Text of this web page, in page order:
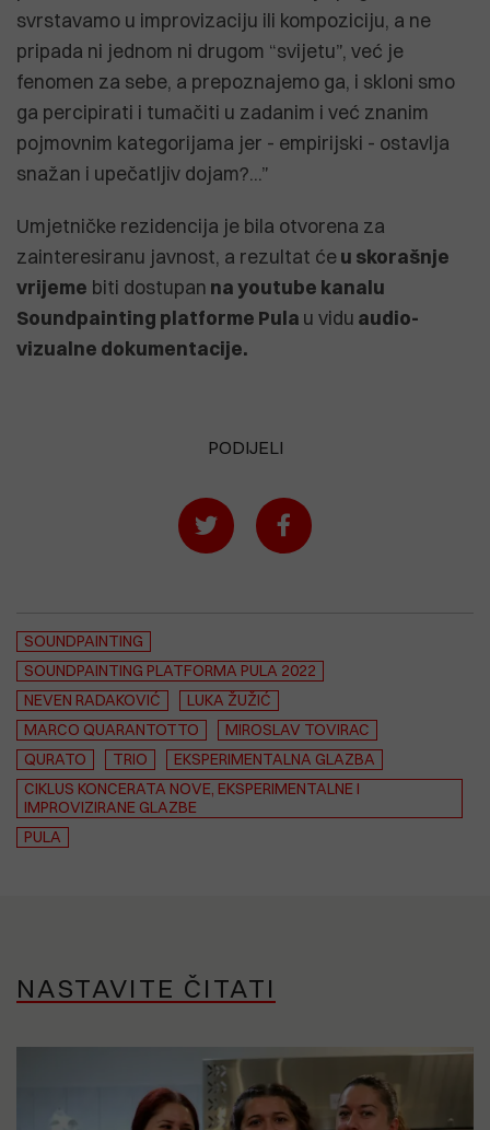
svrstavamo u improvizaciju ili kompoziciju, a ne
pripada ni jednom ni drugom “svijetu”, već je
fenomen za sebe, a prepoznajemo ga, i skloni smo
ga percipirati i tumačiti u zadanim i već znanim
pojmovnim kategorijama jer - empirijski - ostavlja
snažan i upečatljiv dojam?...”
Umjetničke rezidencija je bila otvorena za
zainteresiranu javnost, a rezultat ćeu skorašnje
vrijeme biti dostupan na youtube kanalu
Soundpainting platforme Pula u vidu audio-
vizualne dokumentacije.
PODIJELI
SOUNDPAINTING
SOUNDPAINTING PLATFORMA PULA 2022
NEVEN RADAKOVIĆ
LUKA ŽUŽIĆ
MARCO QUARANTOTTO
MIROSLAV TOVIRAC
QURATO
TRIO
EKSPERIMENTALNA GLAZBA
CIKLUS KONCERATA NOVE, EKSPERIMENTALNE I
IMPROVIZIRANE GLAZBE
PULA
NASTAVITE ČITATI